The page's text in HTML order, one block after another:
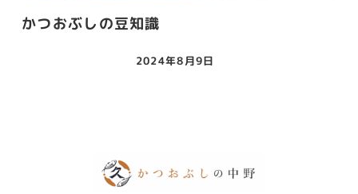
かつおぶしの豆知識
2024年8月9日